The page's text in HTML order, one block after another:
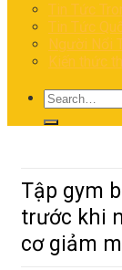
Tin Tức
Tin Tức
Người Nổi
Kiến thức
Tập gym
trước khi
cơ giảm